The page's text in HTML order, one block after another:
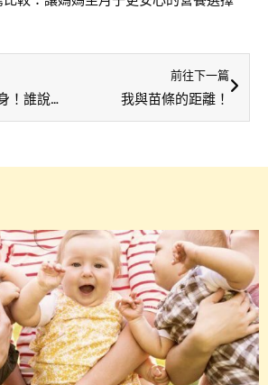
棉花糖女孩大變身！誰說產後體態真的會變不好！
前往下一篇
我與苗條的距離！